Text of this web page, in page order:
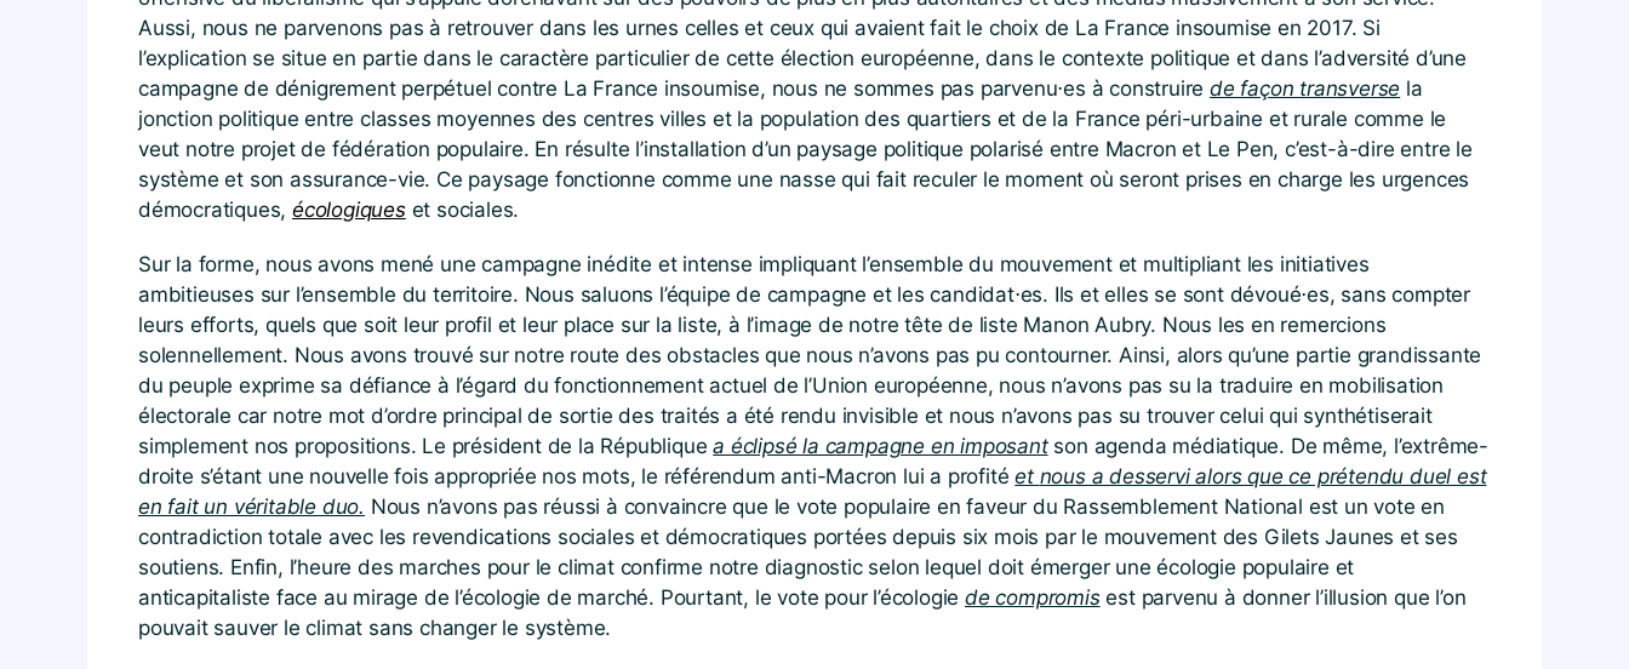
Aussi, nous ne parvenons pas à retrouver dans les urnes celles et ceux qui avaient fait le choix de La France insoumise en 2017. Si
l’explication se situe en partie dans le caractère particulier de cette élection européenne, dans le contexte politique et dans l’adversité d’une
campagne de dénigrement perpétuel contre La France insoumise, nous ne sommes pas parvenu⋅es à construire de façon transverse la
jonction politique entre classes moyennes des centres villes et la population des quartiers et de la France péri-urbaine et rurale comme le
veut notre projet de fédération populaire. En résulte l’installation d’un paysage politique polarisé entre Macron et Le Pen, c’est-à-dire entre le
système et son assurance-vie. Ce paysage fonctionne comme une nasse qui fait reculer le moment où seront prises en charge les urgences
démocratiques,écologiqueset sociales.
Sur la forme, nous avons mené une campagne inédite et intense impliquant l’ensemble du mouvement et multipliant les initiatives
ambitieuses sur l’ensemble du territoire. Nous saluons l’équipe de campagne et les candidat⋅es. Ils et elles se sont dévoué⋅es, sans compter
leurs efforts, quels que soit leur profil et leur place sur la liste, à l’image de notre tête de liste Manon Aubry. Nous les en remercions
solennellement. Nous avons trouvé sur notre route des obstacles que nous n’avons pas pu contourner. Ainsi, alors qu’une partie grandissante
du peuple exprime sa défiance à l’égard du fonctionnement actuel de l’Union européenne, nous n’avons pas su la traduire en mobilisation
électorale car notre mot d’ordre principal de sortie des traités a été rendu invisible et nous n’avons pas su trouver celui qui synthétiserait
simplement nos propositions. Le président de la Républiquea éclipsé la campagne en imposantson agenda médiatique. De même, l’extrême-
droite s’étant une nouvelle fois appropriée nos mots, le référendum anti-Macron lui a profitéet nous a desservi alors que ce prétendu duel est
en fait un véritable duo. Nous n’avons pas réussi à convaincre que le vote populaire en faveur du Rassemblement National est un vote en
contradiction totale avec les revendications sociales et démocratiques portées depuis six mois par le mouvement des Gilets Jaunes et ses
soutiens. Enfin, l’heure des marches pour le climat confirme notre diagnostic selon lequel doit émerger une écologie populaire et
anticapitaliste face au mirage de l’écologie de marché. Pourtant, le vote pour l’écologie de compromisest parvenu à donner l’illusion que l’on
pouvait sauver le climat sans changer le système.